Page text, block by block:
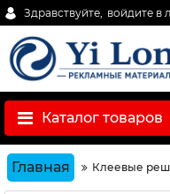
Здравствуйте, войдите в
Каталог товаров
Главная Клеевые